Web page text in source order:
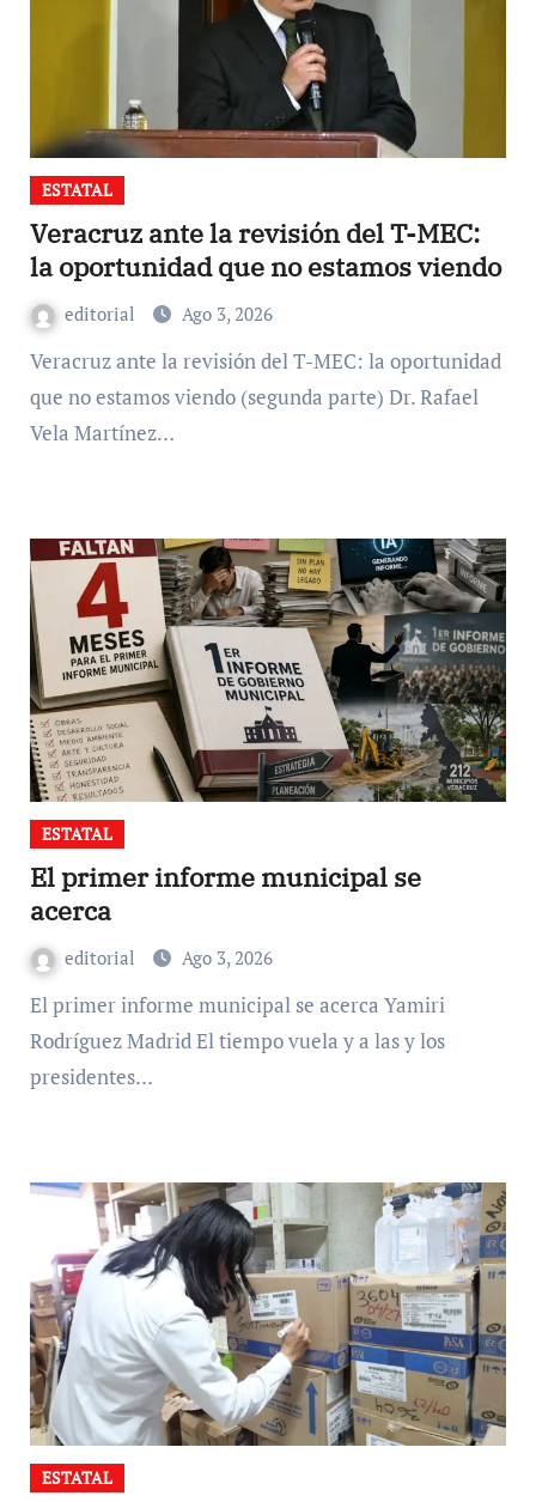
ESTATAL
Veracruz ante la revisión del T-MEC:
la oportunidad que no estamos viendo
editorial Ago 3, 2026
Veracruz ante la revisión del T-MEC: la oportunidad
que no estamos viendo (segunda parte) Dr. Rafael
Vela Martínez…
ESTATAL
El primer informe municipal se
acerca
editorial Ago 3, 2026
El primer informe municipal se acerca Yamiri
Rodríguez Madrid El tiempo vuela y a las y los
presidentes…
ESTATAL